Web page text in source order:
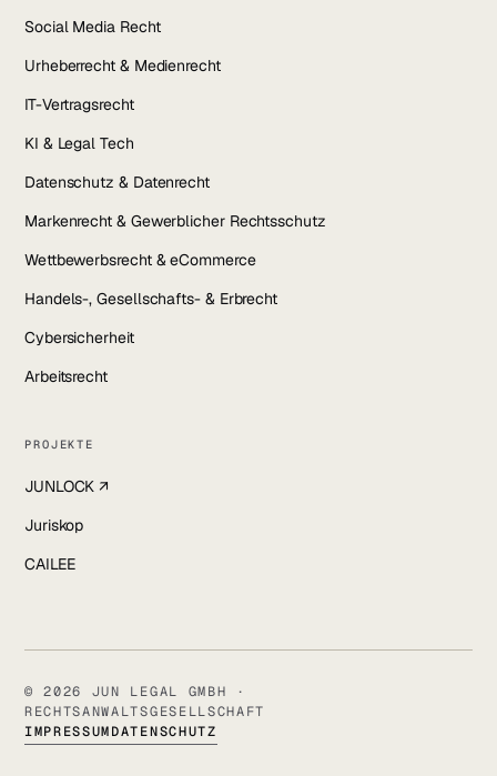
Social Media Recht
Urheberrecht & Medienrecht
IT-Vertragsrecht
KI & Legal Tech
Datenschutz & Datenrecht
Markenrecht & Gewerblicher Rechtsschutz
Wettbewerbsrecht & eCommerce
Handels-, Gesellschafts- & Erbrecht
Cybersicherheit
Arbeitsrecht
PROJEKTE
JUNLOCK ↗
Juriskop
CAILEE
© 2026 JUN LEGAL GMBH ·
RECHTSANWALTSGESELLSCHAFT
IMPRESSUMDATENSCHUTZ